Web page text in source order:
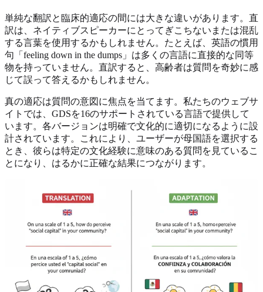
単純な翻訳と臨床的適応の間には大きな違いがあります。直
訳は、ネイティブスピーカーにとってぎこちないまたは混乱
する言葉を使用するかもしれません。たとえば、英語の慣用
句「feeling down in the dumps」は多くの言語に直接的な同等
物を持っていません。直訳すると、高齢者は質問を奇妙に感
じて誤って答えるかもしれません。
真の適応は質問の意図に焦点を当てます。私たちのウェブサ
イトでは、GDSを16のサポートされている言語で提供して
います。各バージョンは明確で文化的に適切になるように設
計されています。これにより、ユーザーが母国語を選択する
とき、彼らは特定の文化経験に意味のある質問を見ているこ
とになり、はるかに正確な結果につながります。